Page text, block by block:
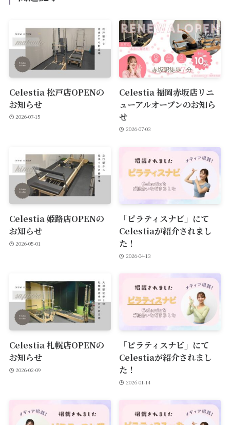
Celestia 松戸店OPENの
お知らせ
2026-07-15
Celestia 福岡赤坂店リニ
ューアルオープンのお知ら
せ
2026-07-03
Celestia 姫路店OPENの
お知らせ
2026-05-01
「ピラティスナビ」にて
Celestiaが紹介されまし
た！
2026-04-13
Celestia 札幌店OPENの
お知らせ
2026-02-09
「ピラティスナビ」にて
Celestiaが紹介されまし
た！
2026-01-14